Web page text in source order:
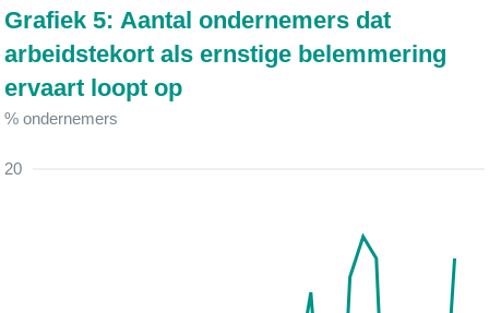
Grafiek 5: Aantal ondernemers dat
arbeidstekort als ernstige belemmering
ervaart loopt op
% ondernemers
20